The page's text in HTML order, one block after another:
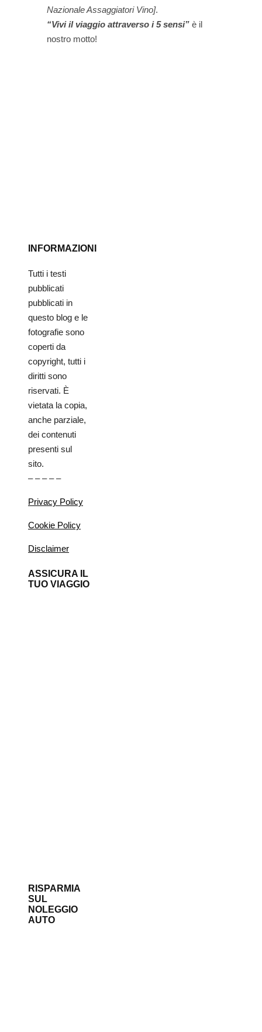
Nazionale Assaggiatori Vino].
“Vivi il viaggio attraverso i 5 sensi” è il
nostro motto!
INFORMAZIONI
Tutti i testi
pubblicati
pubblicati in
questo blog e le
fotografie sono
coperti da
copyright, tutti i
diritti sono
riservati. È
vietata la copia,
anche parziale,
dei contenuti
presenti sul
sito.
– – – – –
Privacy Policy
Cookie Policy
Disclaimer
ASSICURA IL
TUO VIAGGIO
RISPARMIA
SUL
NOLEGGIO
AUTO